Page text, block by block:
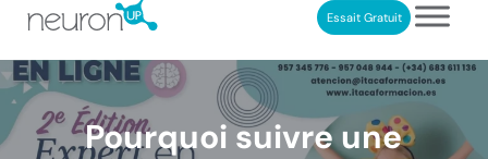
Essait Gratuit
Pourquoi suivre une